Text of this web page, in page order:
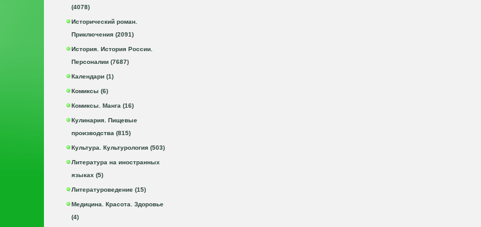
(4078)
Исторический роман.
Приключения (2091)
История. История России.
Персоналии (7687)
Календари (1)
Комиксы (6)
Комиксы. Манга (16)
Кулинария. Пищевые
производства (815)
Культура. Культурология (503)
Литература на иностранных
языках (5)
Литературоведение (15)
Медицина. Красота. Здоровье
(4)